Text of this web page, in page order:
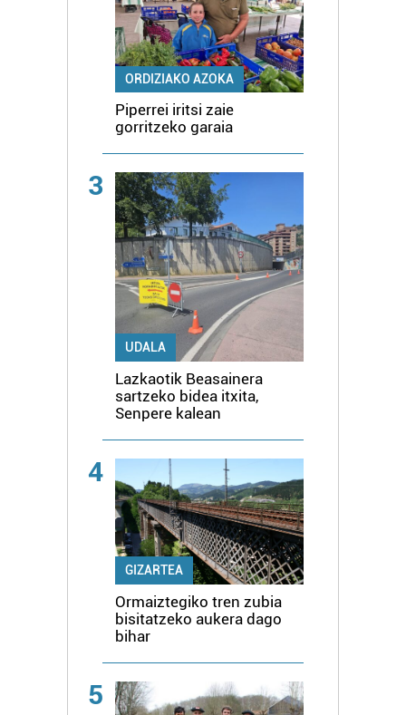
ORDIZIAKO AZOKA
Piperrei iritsi zaie
gorritzeko garaia
3
UDALA
Lazkaotik Beasainera
sartzeko bidea itxita,
Senpere kalean
4
GIZARTEA
Ormaiztegiko tren zubia
bisitatzeko aukera dago
bihar
5